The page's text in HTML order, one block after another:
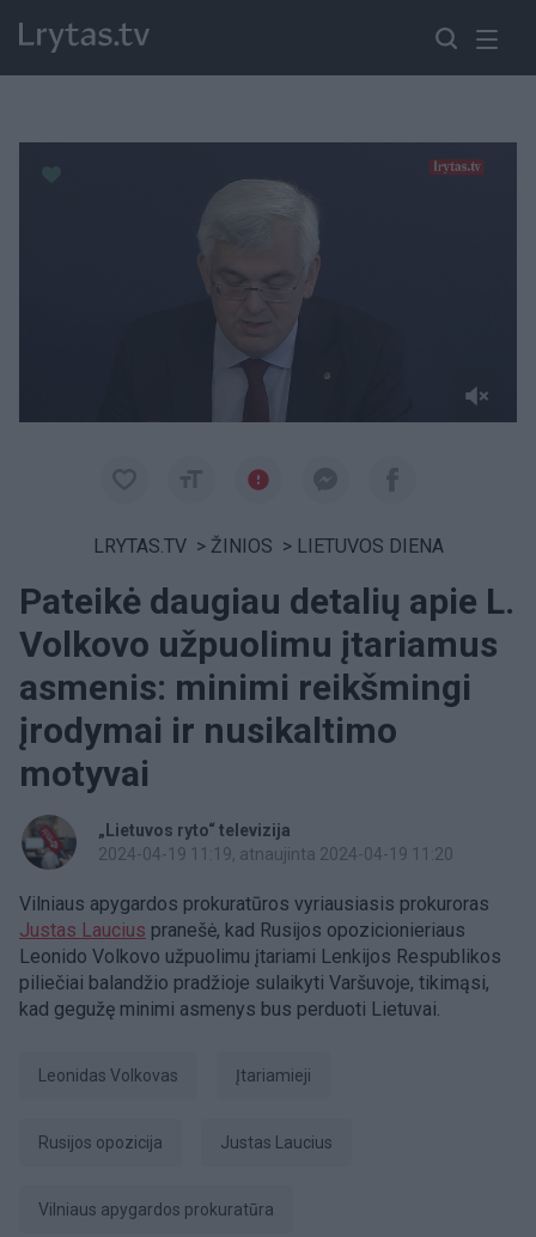
LRYTAS.TV > ŽINIOS > LIETUVOS DIENA
Pateikė daugiau detalių apie L.
Volkovo užpuolimu įtariamus
asmenis: minimi reikšmingi
įrodymai ir nusikaltimo
motyvai
„Lietuvos ryto“ televizija
2024-04-19 11:19, atnaujinta 2024-04-19 11:20
Vilniaus apygardos prokuratūros vyriausiasis prokuroras
Justas Laucius pranešė, kad Rusijos opozicionieriaus
Leonido Volkovo užpuolimu įtariami Lenkijos Respublikos
piliečiai balandžio pradžioje sulaikyti Varšuvoje, tikimąsi,
kad gegužę minimi asmenys bus perduoti Lietuvai.
Leonidas Volkovas įtariamieji
Rusijos opozicija Justas Laucius
Vilniaus apygardos prokuratūra